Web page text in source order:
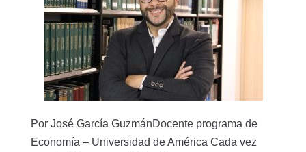
Por José García GuzmánDocente programa de
Economía – Universidad de América Cada vez